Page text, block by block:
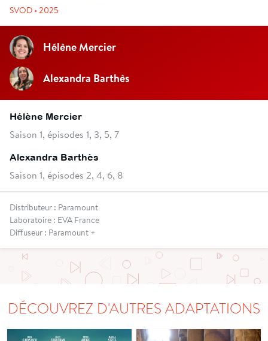
SVOD • 2025
Hélène Mercier
Alexandra Barthès
Hélène Mercier
Saison 1, épisodes 1, 3, 5, 7
Alexandra Barthès
Saison 1, épisodes 2, 4, 6, 8
Distributeur : Paramount
Laboratoire : EVA France
Diffuseur : Paramount +
DÉCOUVREZ D'AUTRES ADAPTATIONS